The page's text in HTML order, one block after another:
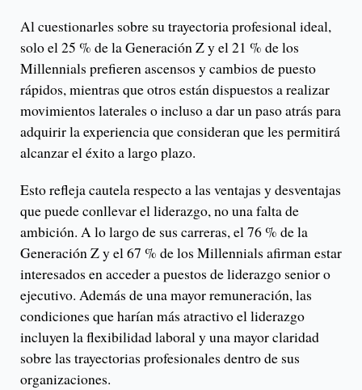
Al cuestionarles sobre su trayectoria profesional ideal,
solo el 25 % de la Generación Z y el 21 % de los
Millennials prefieren ascensos y cambios de puesto
rápidos, mientras que otros están dispuestos a realizar
movimientos laterales o incluso a dar un paso atrás para
adquirir la experiencia que consideran que les permitirá
alcanzar el éxito a largo plazo.
Esto refleja cautela respecto a las ventajas y desventajas
que puede conllevar el liderazgo, no una falta de
ambición. A lo largo de sus carreras, el 76 % de la
Generación Z y el 67 % de los Millennials afirman estar
interesados ​​en acceder a puestos de liderazgo senior o
ejecutivo. Además de una mayor remuneración, las
condiciones que harían más atractivo el liderazgo
incluyen la flexibilidad laboral y una mayor claridad
sobre las trayectorias profesionales dentro de sus
organizaciones.